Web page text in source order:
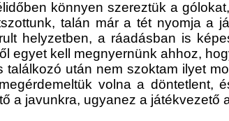
könnyen szereztük a
talán már a tét nyomja a
helyzetben, a ráadásban is
egyet kell megnyernünk ahhoz,
találkozó után nem szoktam ilyet
volna a
a javunkra, ugyanez a